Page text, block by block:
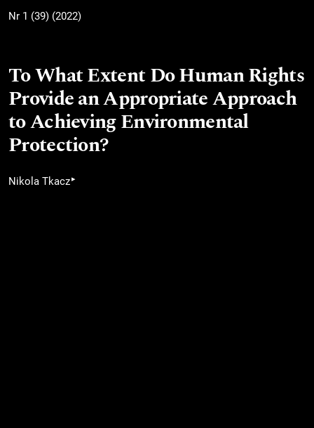
Nr 1 (39) (2022)
To What Extent Do Human Rights
Provide an Appropriate Approach
to Achieving Environmental
Protection?
Nikola Tkacz▸